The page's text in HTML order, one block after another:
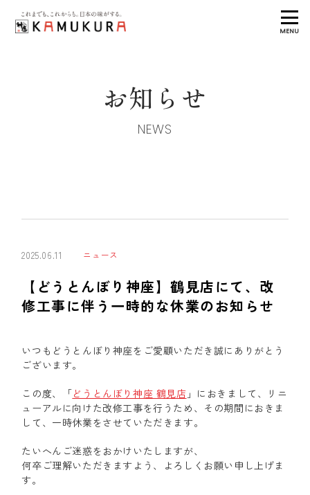
MENU
お知らせ
NEWS
2025.06.11 ニュース
【どうとんぼり神座】鶴見店にて、改
修工事に伴う一時的な休業のお知らせ
いつもどうとんぼり神座をご愛顧いただき誠にありがとう
ございます。
この度、「どうとんぼり神座 鶴見店 」におきまして、リニ
ューアルに向けた改修工事を行うため、その期間におきま
して、一時休業をさせていただきます。
たいへんご迷惑をおかけいたしますが、
何卒ご理解いただきますよう、よろしくお願い申し上げま
す。